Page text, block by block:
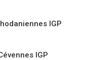
IGP
IGP